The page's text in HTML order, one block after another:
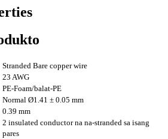
Stranded Bare copper wire
23 AWG
PE-Foam/balat-PE
Normal Ø1.41 ± 0.05 mm
0.39 mm
2 insulated conductor na na-stranded sa isang
pares